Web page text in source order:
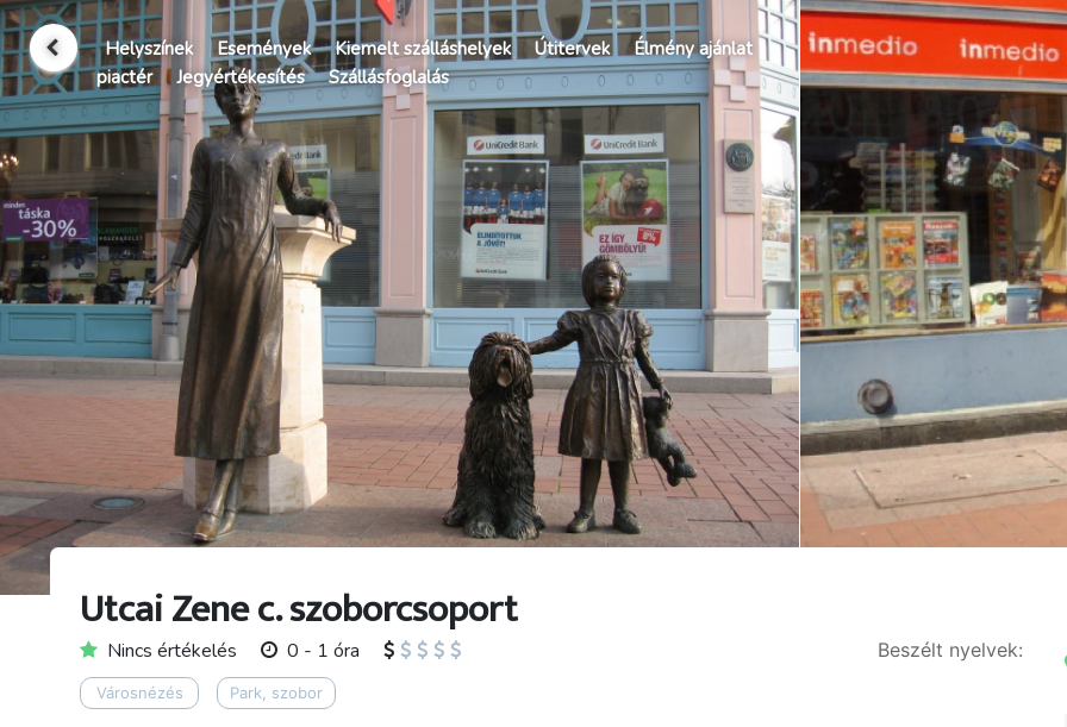
Helyszínek Események Kiemelt szálláshelyek Útitervek
Élmény ajánlat
piactér
Jegyértékesítés Szállásfoglalás
Utcai Zene c. szoborcsoport
Nincs értékelés 0 - 1 óra Beszélt nyelvek:
Városnézés Park, szobor